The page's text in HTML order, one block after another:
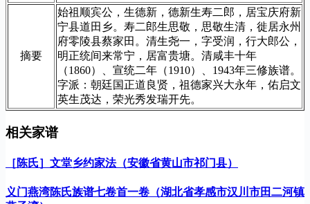
摘要
始祖顺宾公，生德新，德新生寿二郎，居宝庆府新
宁县道田乡。寿二郎生思敬，思敬生清，徙居永州
府零陵县蔡家田。清生尧一，字受润，行大郎公，
明正统间来常宁，居富贵塘。清咸丰十年
（1860）、宣统二年（1910）、1943年三修族谱。
字派：朝廷国正道良贤，祖德家兴大永年，佑启文
英生茂达，荣光秀发瑞开先。
相关家谱
［陈氏］文堂乡约家法（安徽省黄山市祁门县）
义门燕湾陈氏族谱七卷首一卷（湖北省孝感市汉川市田二河镇